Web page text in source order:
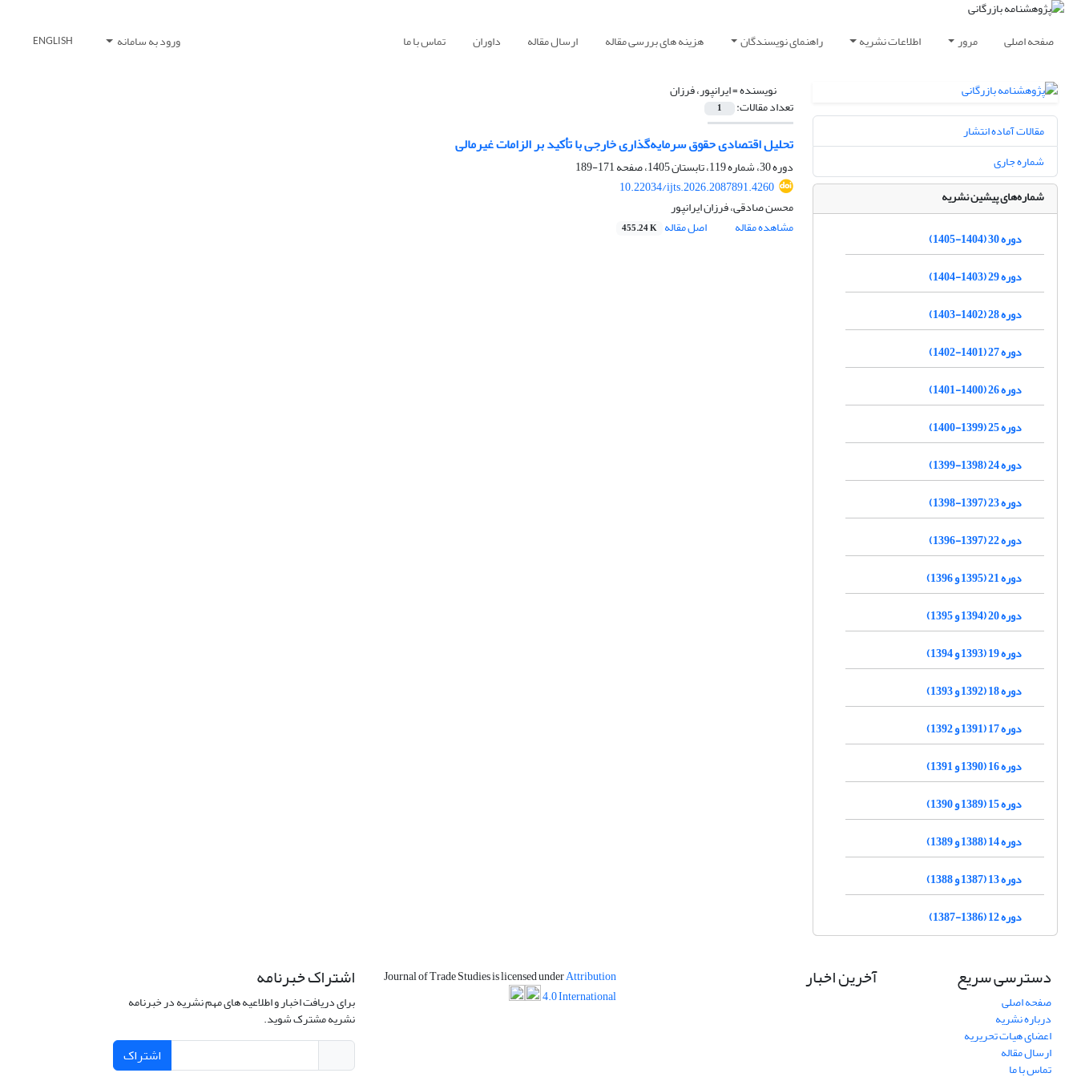
صفحه اصلی مرور اطلاعات نشریه راهنمای نویسندگان هزینه های بررسی مقاله ارسال مقاله داوران تماس با ما ورود به سامانه ENGLISH
نویسنده =ایرانپور، فرزان
تعداد مقالات: 1
تحلیل اقتصادی حقوق سرمایه‌گذاری خارجی با تأکید بر الزامات غیرمالی
دوره 30، شماره 119، تابستان 1405، صفحه
171-189
10.22034/ijts.2026.2087891.4260
محسن صادقی، فرزان ایرانپور
مشاهده مقاله
اصل مقاله 455.24 K
مقالات آماده انتشار
شماره جاری
شماره‌های پیشین نشریه
دوره 30 (1404-1405)
دوره 29 (1403-1404)
دوره 28 (1402-1403)
دوره 27 (1401-1402)
دوره 26 (1400-1401)
دوره 25 (1399-1400)
دوره 24 (1398-1399)
دوره 23 (1397-1398)
دوره 22 (1397-1396)
دوره 21 (1395 و 1396)
دوره 20 (1394 و 1395)
دوره 19 (1393 و 1394)
دوره 18 (1392 و 1393)
دوره 17 (1391 و 1392)
دوره 16 (1390 و 1391)
دوره 15 (1389 و 1390)
دوره 14 (1388 و 1389)
دوره 13 (1387 و 1388)
دوره 12 (1386-1387)
دسترسی سریع
صفحه اصلی
درباره نشریه
اعضای هیات تحریریه
ارسال مقاله
تماس با ما
آخرین اخبار Journal of Trade Studies is licensed underAttribution
4.0 International
اشتراک خبرنامه
برای دریافت اخبار و اطلاعیه های مهم نشریه در خبرنامه
نشریه مشترک شوید.
اشتراک